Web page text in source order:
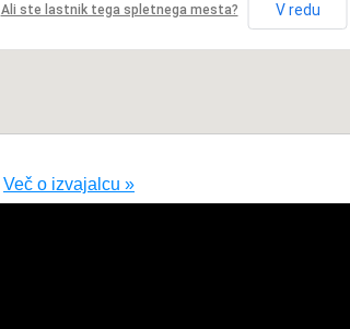
Ali ste lastnik tega spletnega mesta? V redu
Več o izvajalcu »